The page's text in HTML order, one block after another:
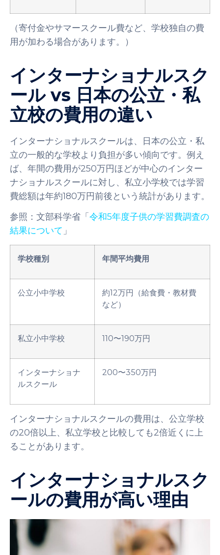
（寄付金やサマースクール費など、学校独自の費
用が加わる場合があります。）
インターナショナルスク
ール vs 日本の公立・私
立校の費用の違い
インターナショナルスクールは、日本の公立・私
立の一般的な学校より負担が多い傾向です。例え
ば、年間の費用が250万円ほどが中心のインター
ナショナルスクールに対し、私立小学校では学習
費総額は年約180万円前後という統計があります。
参照：文部科学省「 令和5年度子供の学習費調査の
結果について 」
学校種別 年間平均費用
公立小中学校
約12万円（給食費・教材費
など）
私立小中学校 110〜190万円
インターナショナ
ルスクール
200〜350万円
インターナショナルスクールの費用は、公立学校
の20倍以上、私立学校と比較しても2倍近くに上
ることがあります。
インターナショナルスク
ールの費用が高い理由